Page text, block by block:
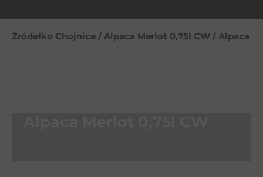
Źródełko Chojnice / Alpaca Merlot 0,75l CW / Alpaca